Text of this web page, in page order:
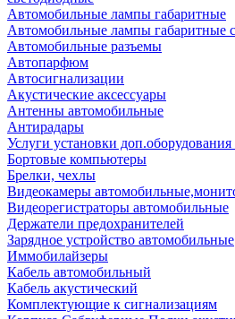
Автомобильные лампы габаритные
Автомобильные лампы габаритные
Автомобильные разъемы
Автопарфюм
Автосигнализации
Акустические аксессуары
Антенны автомобильные
Антирадары
Услуги установки доп.оборудования
Бортовые компьютеры
Брелки, чехлы
Видеокамеры
Видеорегистраторы автомобильные
Держатели предохранителей
Зарядное устройство автомобильные
Иммобилайзеры
Кабель автомобильный
Кабель акустический
Комплектующие к сигнализациям